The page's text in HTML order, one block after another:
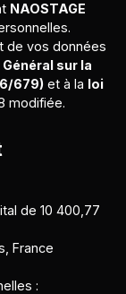
NAOSTAGE
de vos données
sur la
679) et à la loi
modifiée.
de 10 400,77
France
: